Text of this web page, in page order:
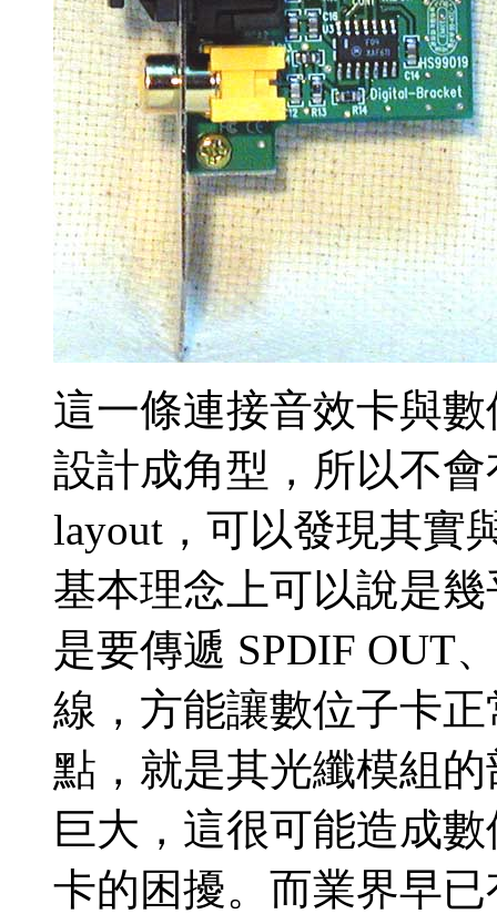
這一條連接音效卡與
設計成角型，所以不
layout，可以發現其實
基本理念上可以說是
是要傳遞 SPDIF OUT
線，方能讓數位子卡
點，就是其光纖模組
巨大，這很可能造成
卡的困擾。而業界早